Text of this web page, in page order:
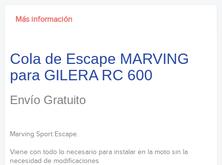
Más información
Cola de Escape MARVING
para GILERA RC 600
Envío Gratuito
Marving Sport Escape.
Viene con todo lo necesario para instalar en la moto sin la
necesidad de modificaciones